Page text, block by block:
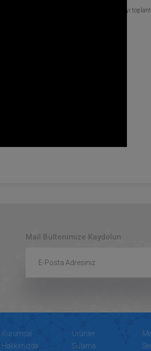
Armaş Konya Fabrikamızda 2023 yılı bayi
Mail Bültenimize Kaydolun
Kurumsal
Hakkımızda
Ürünler
Sulama